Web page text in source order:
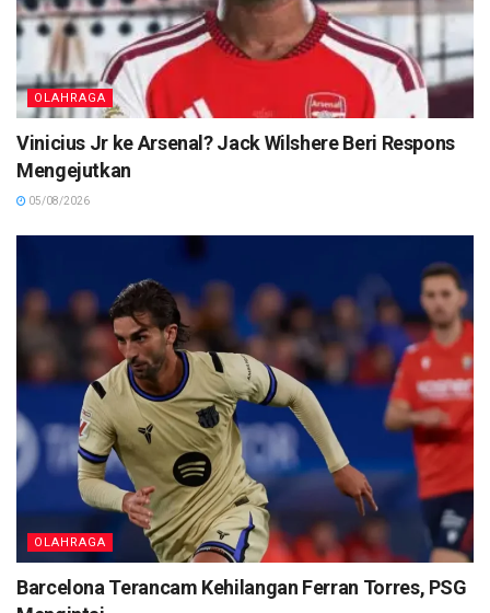
OLAHRAGA
Vinicius Jr ke Arsenal? Jack Wilshere Beri Respons
Mengejutkan
05/08/2026
OLAHRAGA
Barcelona Terancam Kehilangan Ferran Torres, PSG